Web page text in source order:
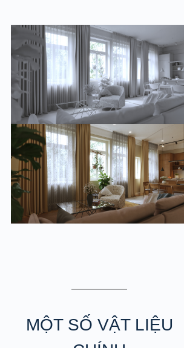
MỘT SỐ VẬT LIỆU